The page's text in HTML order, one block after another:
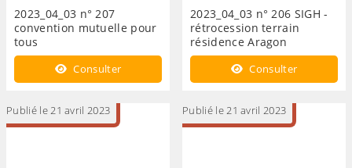
2023_04_03 n° 207
convention mutuelle pour
tous
Consulter
2023_04_03 n° 206 SIGH -
rétrocession terrain
résidence Aragon
Consulter
Publié le 21 avril 2023 Publié le 21 avril 2023